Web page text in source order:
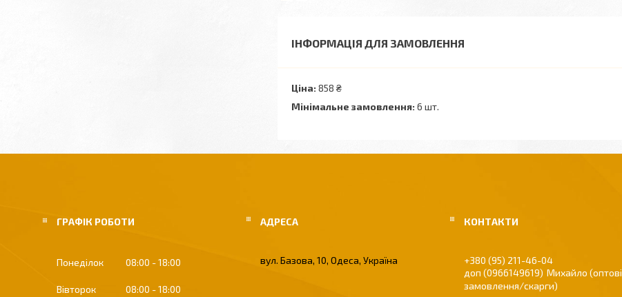
ІНФОРМАЦІЯ ДЛЯ ЗАМОВЛЕННЯ
Ціна: 858 ₴
Мінімальне замовлення: 6 шт.
ГРАФІК РОБОТИ
Понеділок 08:00 18:00
Вівторок 08:00 18:00
вул. Базова, 10, Одеса, Україна
+380 (95) 211-46-04
0966149619
Михайло (оптові
замовлення/скарги)